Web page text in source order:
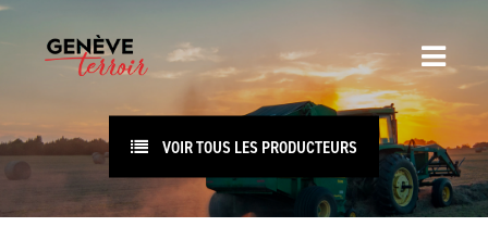
VOIR TOUS LES PRODUCTEURS